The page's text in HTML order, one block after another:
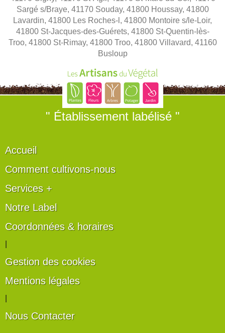
Sargé s/Braye, 41170 Souday, 41800 Houssay, 41800
Lavardin, 41800 Les Roches-l, 41800 Montoire s/le-Loir,
41800 St-Jacques-des-Guérets, 41800 St-Quentin-lès-
Troo, 41800 St-Rimay, 41800 Troo, 41800 Villavard, 41160
Busloup
" Établissement labélisé "
Accueil
Comment cultivons-nous
Services +
Notre Label
Coordonnées & horaires
Gestion des cookies
Mentions légales
Nous Contacter